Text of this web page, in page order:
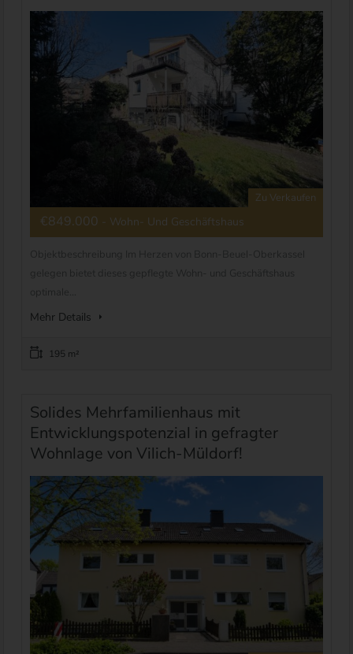
Zu Verkaufen
€849.000 - Wohn- Und Geschäftshaus
Mehr Details
195 m²
Solides Mehrfamilienhaus mit
Entwicklungspotenzial in gefragter
Wohnlage von Vilich-Müldorf!